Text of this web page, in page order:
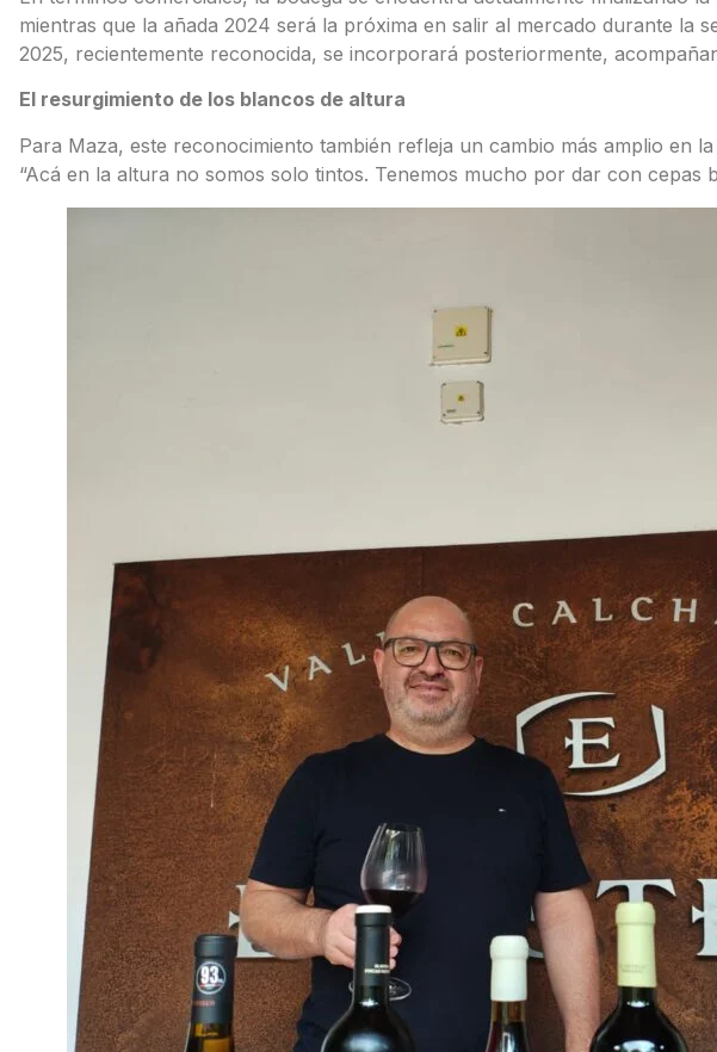
mientras que la añada 2024 será la próxima en salir al mercado durante la
2025, recientemente reconocida, se incorporará posteriormente,
El resurgimiento de los blancos de altura
Para Maza, este reconocimiento también refleja un cambio más amplio en
“Acá en la altura no somos solo tintos. Tenemos mucho por dar con cepas